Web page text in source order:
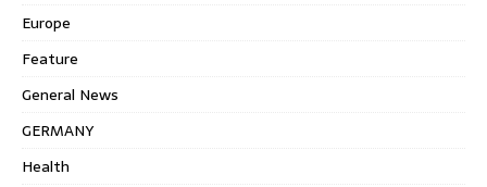
Europe
Feature
General News
GERMANY
Health